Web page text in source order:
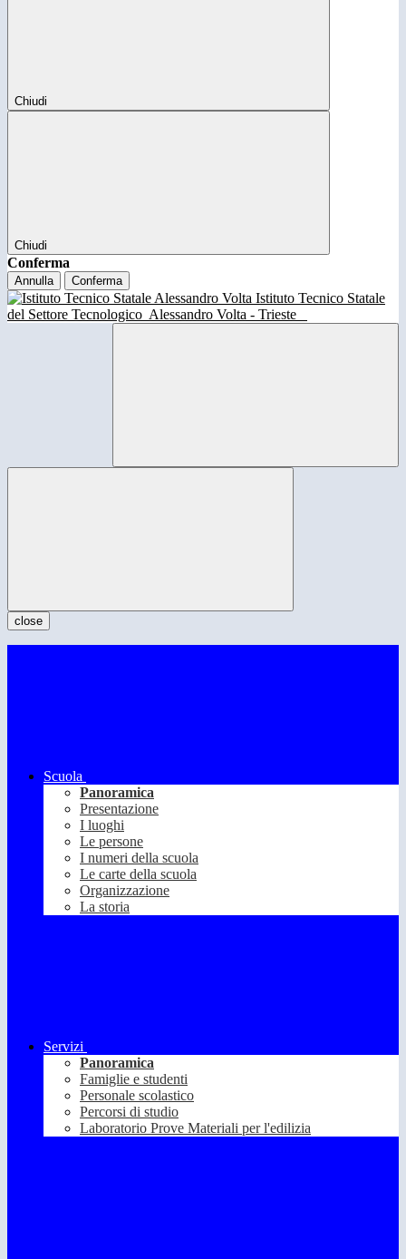
Chiudi
Chiudi
Conferma
Annulla Conferma
Istituto Tecnico Statale
del Settore Tecnologico Alessandro Volta - Trieste
close
Scuola
Panoramica
Presentazione
I luoghi
Le persone
I numeri della scuola
Le carte della scuola
Organizzazione
La storia
Servizi
Panoramica
Famiglie e studenti
Personale scolastico
Percorsi di studio
Laboratorio Prove Materiali per l'edilizia